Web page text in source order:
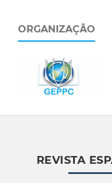
ORGANIZAÇÃO
REVISTA